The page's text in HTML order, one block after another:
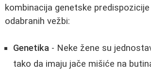
kombinacija genetske
odabranih vežbi:
Genetika - Neke žene su
tako da imaju jače mišiće na